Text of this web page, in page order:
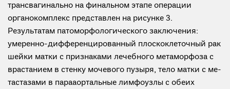
трансвагинально на финальном этапе операции
органокомплекс представлен на рисунке 3.
Результатам патоморфологического заключения:
умеренно-дифференцированный плоскоклеточный рак
шейки матки с признаками лечебного метаморфоза с
врастанием в стенку мочевого пузыря, тело матки с ме-
тастазами в парааортальные лимфоузлы с обеих